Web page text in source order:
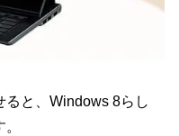
ると、Windows 8らし